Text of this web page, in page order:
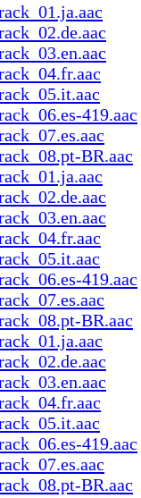
419.aac
BR.aac
419.aac
BR.aac
419.aac
BR.aac